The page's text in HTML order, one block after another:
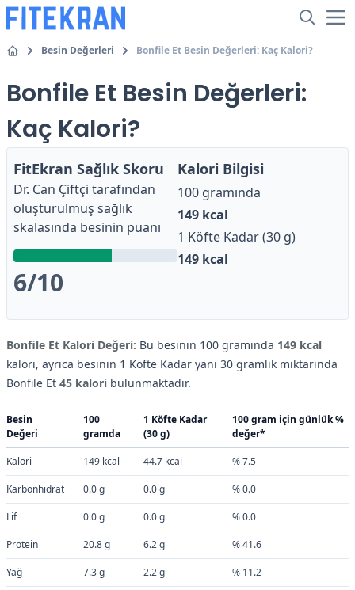
Besin Değerleri Bonfile Et Besin Değerleri: Kaç Kalori?
Bonfile Et Besin Değerleri:
Kaç Kalori?
FitEkran Sağlık Skoru
Dr. Can Çiftçi tarafından
oluşturulmuş sağlık
skalasında besinin puanı
6/10
Kalori Bilgisi
100 gramında
149 kcal
1 Köfte Kadar (30 g)
149 kcal
Bonfile Et Kalori Değeri: Bu besinin 100 gramında 149 kcal
kalori, ayrıca besinin 1 Köfte Kadar yani 30 gramlık miktarında
Bonfile Et 45 kalori bulunmaktadır.
Besin
Değeri
100
gramda
1 Köfte Kadar
(30 g)
100 gram için günlük %
değer*
Kalori 149 kcal 44.7 kcal % 7.5
Karbonhidrat 0.0 g 0.0 g % 0.0
Lif 0.0 g 0.0 g % 0.0
Protein 20.8 g 6.2 g % 41.6
Yağ 7.3 g 2.2 g % 11.2